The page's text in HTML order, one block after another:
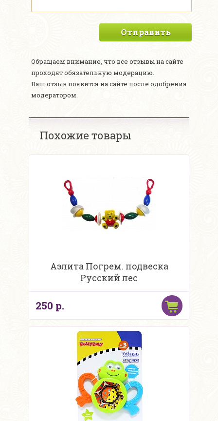
Отправить
Обращаем внимание, что все отзывы на сайте
проходят обязательную модерацию.
Ваш отзыв появится на сайте после одобрения
модератором.
Похожие товары
Аэлита Погрем. подвеска
Русский лес
250 р.